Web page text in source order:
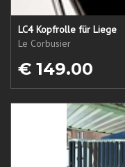
LC4 Kopfrolle für Liege
Le Corbusier
€ 149.00